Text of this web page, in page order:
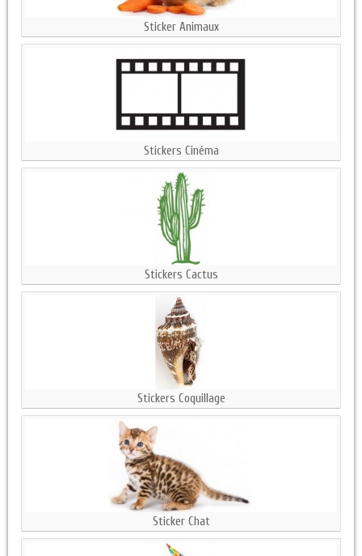
Sticker Animaux
Stickers Cinéma
Stickers Cactus
Stickers Coquillage
Sticker Chat